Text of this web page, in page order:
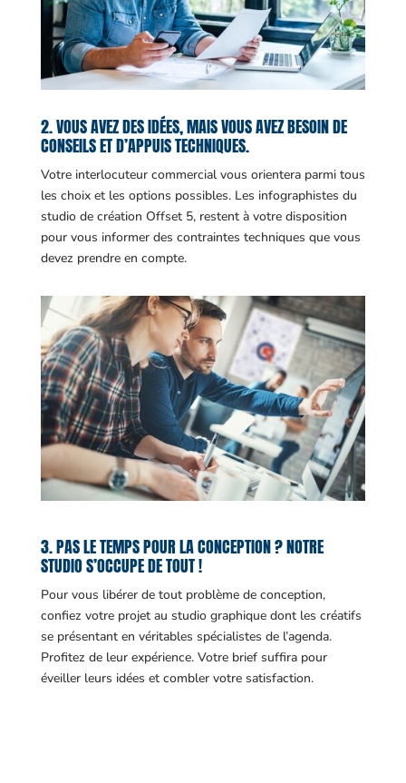
2. VOUS AVEZ DES IDÉES, MAIS VOUS AVEZ BESOIN DE
CONSEILS ET D’APPUIS TECHNIQUES.
Votre interlocuteur commercial vous orientera parmi tous
les choix et les options possibles. Les infographistes du
studio de création Offset 5, restent à votre disposition
pour vous informer des contraintes techniques que vous
devez prendre en compte.
3. PAS LE TEMPS POUR LA CONCEPTION ? NOTRE
STUDIO S’OCCUPE DE TOUT !
Pour vous libérer de tout problème de conception,
confiez votre projet au studio graphique dont les créatifs
se présentant en véritables spécialistes de l’agenda.
Profitez de leur expérience. Votre brief suffira pour
éveiller leurs idées et combler votre satisfaction.